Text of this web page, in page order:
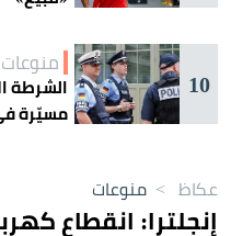
10
منوعات
الشرطة
مسيّرة
عكاظ > منوعات
إنجلترا: انقطاع